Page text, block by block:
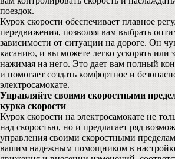
поездок.
Курок скорости обеспечивает плавное
передвижения, позволяя вам выбрать
зависимости от ситуации на дороге. Он
касанию, и вы можете легко ускорять или
нажимая на него. Это дает вам полный
и помогает создать комфортное и
электросамокате.
Управляйте своими скоростными
курка скорости
Курок скорости на электросамокате не
над скоростью, но и предлагает ряд
управления своими скоростными
вашим надежным помощником в